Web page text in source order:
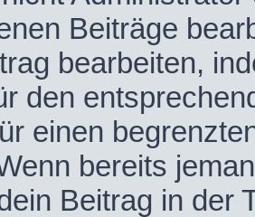
Beiträge
bearbeiten,
den
einen
bereits
Beitrag in der